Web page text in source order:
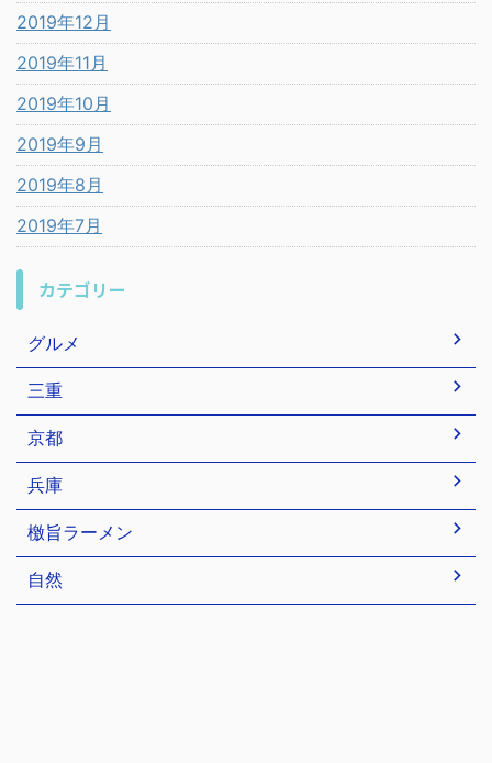
2019年12月
2019年11月
2019年10月
2019年9月
2019年8月
2019年7月
カテゴリー
グルメ
三重
京都
兵庫
檄旨ラーメン
自然